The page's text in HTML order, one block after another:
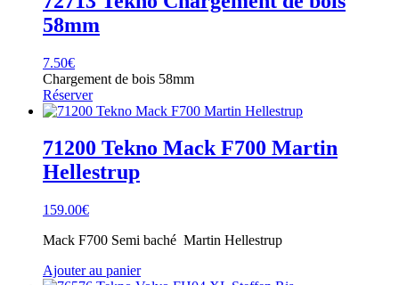
58mm
7.50€
Chargement de bois 58mm
Réserver
71200 Tekno Mack F700 Martin
Hellestrup
159.00€
Mack F700 Semi baché Martin Hellestrup
Ajouter au panier